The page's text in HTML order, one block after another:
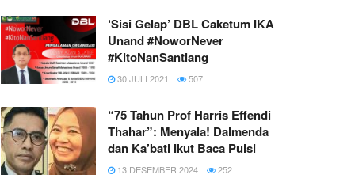
‘Sisi Gelap’ DBL Caketum IKA
Unand #NoworNever
#KitoNanSantiang
30 JULI 2021 507
“75 Tahun Prof Harris Effendi
Thahar”: Menyala! Dalmenda
dan Ka’bati Ikut Baca Puisi
13 DESEMBER 2024 252